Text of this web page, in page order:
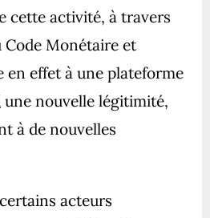
cette activité, à travers
Monétaire et
en effet à une plateforme
une nouvelle légitimité,
à de nouvelles
acteurs